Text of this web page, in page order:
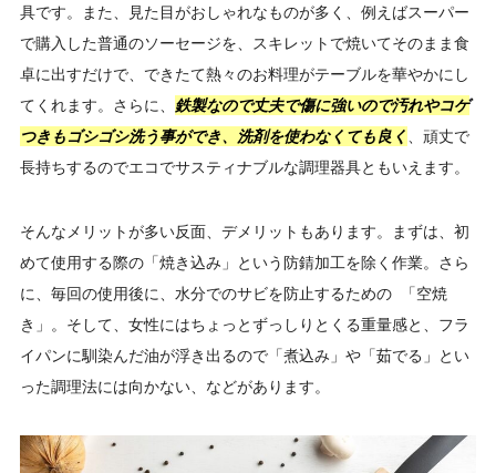
具です。また、見た目がおしゃれなものが多く、例えばスーパー
で購入した普通のソーセージを、スキレットで焼いてそのまま食
卓に出すだけで、できたて熱々のお料理がテーブルを華やかにし
てくれます。さらに、 鉄製なので丈夫で傷に強いので汚れやコゲ
つきもゴシゴシ洗う事ができ、洗剤を使わなくても良く、頑丈で
長持ちするのでエコでサスティナブルな調理器具ともいえます。
そんなメリットが多い反面、デメリットもあります。まずは、初
めて使用する際の「焼き込み」という防錆加工を除く作業。さら
に、毎回の使用後に、水分でのサビを防止するための 「空焼
き」。そして、女性にはちょっとずっしりとくる重量感と、フラ
イパンに馴染んだ油が浮き出るので「煮込み」や「茹でる」とい
った調理法には向かない、などがあります。